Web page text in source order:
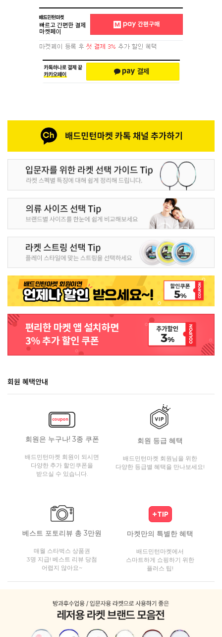
회원 혜택안내
회원은 누구나! 3종 쿠폰
배드민턴마켓 회원이 되시면
다양한 추가 할인쿠폰을
받으실 수 있습니다.
회원 등급 혜택
배드민턴마켓 회원님을 위한
다양한 등급별 혜택을 만나보세요!
베스트 포토리뷰 총 3만원
매월 스타벅스 상품권
3명 지급! 베스트 리뷰 당첨
어렵지 않아요~
마켓만의 특별한 혜택
배드민턴마켓에서
스마트하게 쇼핑하기 위한
플러스 팁!